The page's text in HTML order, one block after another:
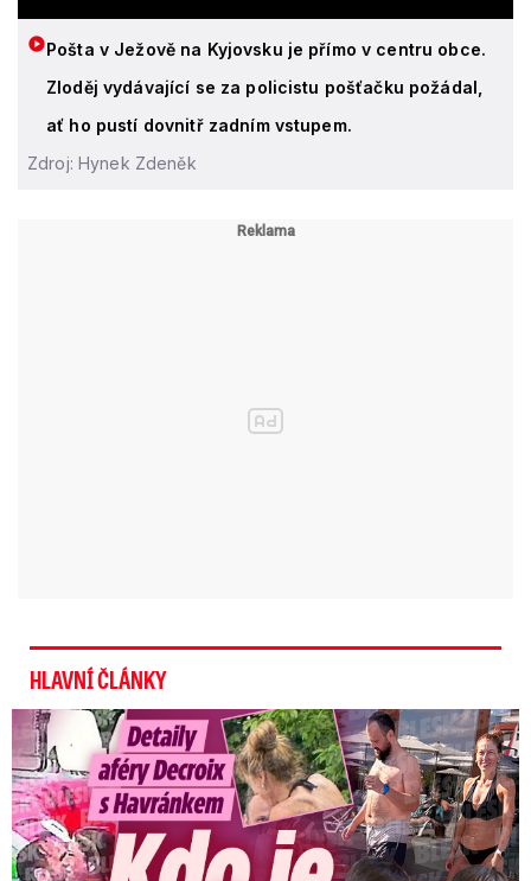
Pošta v Ježově na Kyjovsku je přímo v centru obce.
Zloděj vydávající se za policistu pošťačku požádal,
ať ho pustí dovnitř zadním vstupem.
Zdroj: Hynek Zdeněk
HLAVNÍ ČLÁNKY
Detaily aféry Decroix s Havránkem: Kdo je tady královna?